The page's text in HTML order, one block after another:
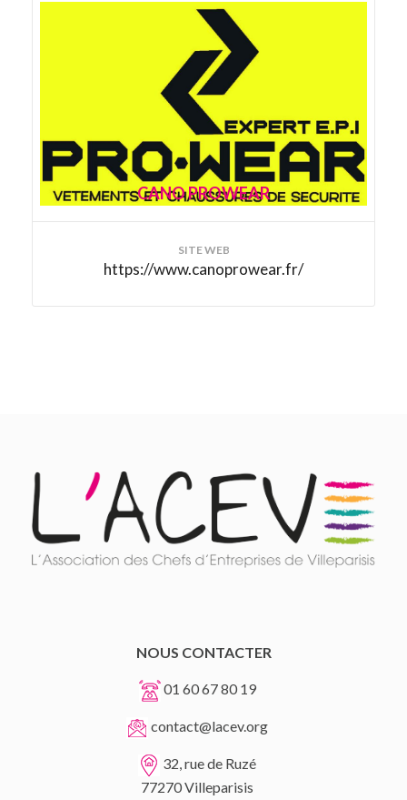
CANO PROWEAR
SITE WEB
https://www.canoprowear.fr/
NOUS CONTACTER
01 60 67 80 19
contact@lacev.org
32, rue de Ruzé
77270 Villeparisis